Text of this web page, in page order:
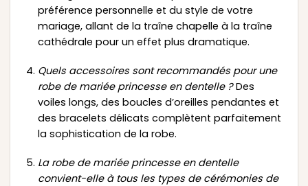
préférence personnelle et du style de votre
mariage, allant de la traîne chapelle à la traîne
cathédrale pour un effet plus dramatique.
Quels accessoires sont recommandés pour une
robe de mariée princesse en dentelle ?Des
voiles longs, des boucles d’oreilles pendantes et
des bracelets délicats complètent parfaitement
la sophistication de la robe.
La robe de mariée princesse en dentelle
convient-elle à tous les types de cérémonies de